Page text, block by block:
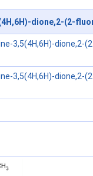
dione,2-(2-
3,5(4H,6H)-
3,5(4H,6H)-